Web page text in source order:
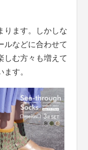
ります。しかしな
ルなどに合わせて
しむ方々も増えて
す。